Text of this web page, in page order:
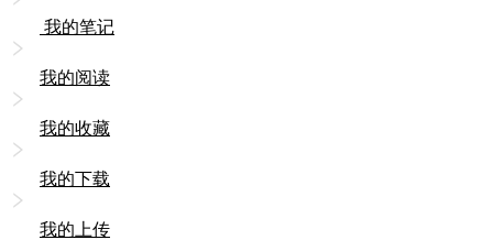
我的笔记
我的阅读
我的收藏
我的下载
我的上传